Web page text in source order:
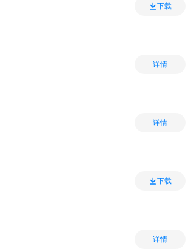
下载
详情
详情
下载
详情